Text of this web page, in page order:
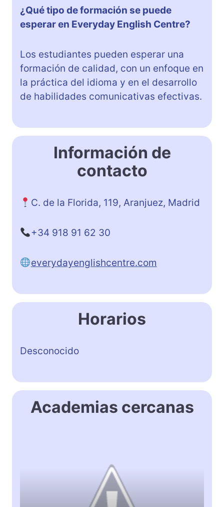
¿Qué tipo de formación se puede
esperar en Everyday English Centre?
Los estudiantes pueden esperar una
formación de calidad, con un enfoque en
la práctica del idioma y en el desarrollo
de habilidades comunicativas efectivas.
Información de
contacto
C. de la Florida, 119, Aranjuez, Madrid
+34 918 91 62 30
everydayenglishcentre.com
Horarios
Desconocido
Academias cercanas